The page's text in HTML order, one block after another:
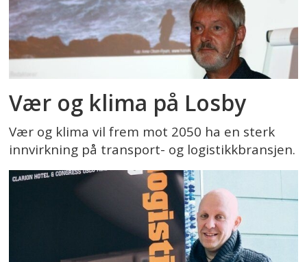
Vær og klima på Losby
Vær og klima vil frem mot 2050 ha en sterk
innvirkning på transport- og logistikkbransjen.